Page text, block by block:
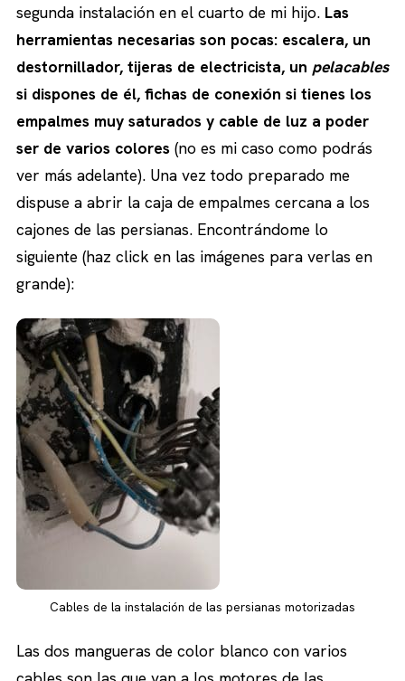
segunda instalación en el cuarto de mi hijo. Las
herramientas necesarias son pocas: escalera, un
destornillador, tijeras de electricista, un pelacables
si dispones de él, fichas de conexión si tienes los
empalmes muy saturados y cable de luz a poder
ser de varios colores (no es mi caso como podrás
ver más adelante). Una vez todo preparado me
dispuse a abrir la caja de empalmes cercana a los
cajones de las persianas. Encontrándome lo
siguiente (haz click en las imágenes para verlas en
grande):
Cables de la instalación de las persianas motorizadas
Las dos mangueras de color blanco con varios